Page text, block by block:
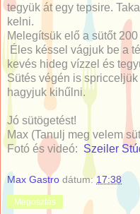
tegyük át egy tepsire.
kelni.
Melegítsük elő a sütőt 200
Éles késsel vágjuk be a
kevés hideg vízzel és
Sütés végén is
hagyjuk kihűlni.
Jó sütögetést!
Max (Tanulj meg velem
Fotó és videó: Szeiler
Max Gastro dátum:17:38
Megosztás